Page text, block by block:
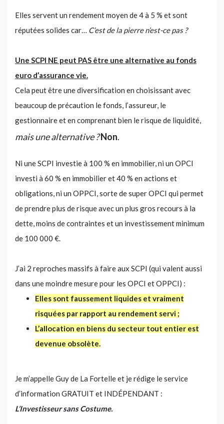
Elles servent un rendement moyen de 4 à 5 % et sont
réputées solides car… C’est de la pierre n’est-ce pas ?
Une SCPI NE peut PAS être une alternative au fonds
euro d’assurance vie.
Cela peut être une diversification en choisissant avec
beaucoup de précaution le fonds, l’assureur, le
gestionnaire et en comprenant bien le risque de liquidité,
mais une alternative ?Non.
Ni une SCPI investie à 100 % en immobilier, ni un OPCI
investi à 60 % en immobilier et 40 % en actions et
obligations, ni un OPPCI, sorte de super OPCI qui permet
de prendre plus de risque avec un plus gros recours à la
dette, moins de contraintes et un investissement minimum
de 100 000 €.
J’ai 2 reproches massifs à faire aux SCPI (qui valent aussi
dans une moindre mesure pour les OPCI et OPPCI) :
Elles sont faussement liquides et vraiment
risquées par rapport au rendement servi ;
L’allocation en biens du secteur tout entier est
devenue obsolète.
Je m’appelle Guy de La Fortelle et je rédige le service
d’information GRATUIT et INDÉPENDANT :
L’Investisseur sans Costume.